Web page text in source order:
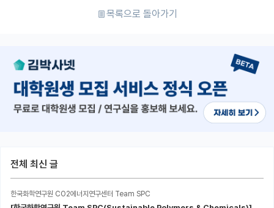
목록으로 돌아가기
전체 최신 글
한국화학연구원 CO2에너지연구센터 Team SPC